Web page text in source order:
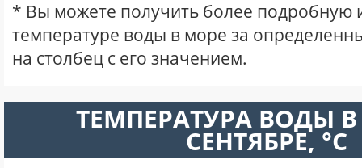
* Вы можете получить более
температуре воды в море за
на столбец с его значением.
ТЕМПЕРАТУРА ВОДЫ
СЕНТЯБРЕ, °C